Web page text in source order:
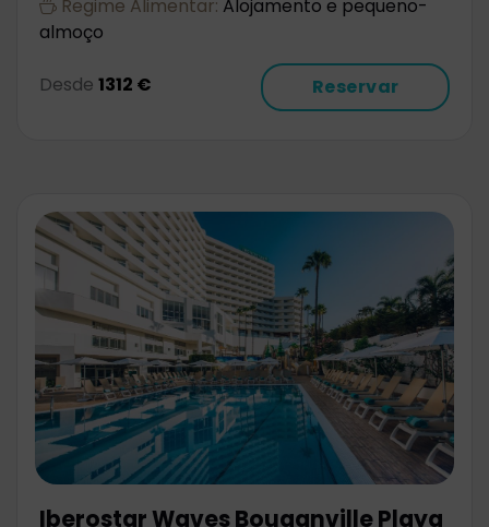
Regime Alimentar: Alojamento e pequeno-
almoço
Desde 1312 € Reservar
Iberostar Waves Bouganville Playa